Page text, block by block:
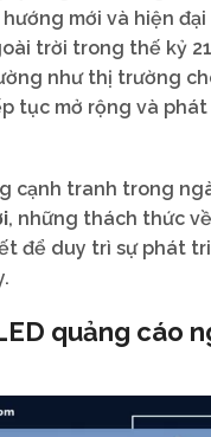
hướng mới và hiện
trời trong thế kỷ
như thị trường
tục mở rộng và
cạnh tranh trong
, những thách thức
để duy trì sự phát
quảng cáo